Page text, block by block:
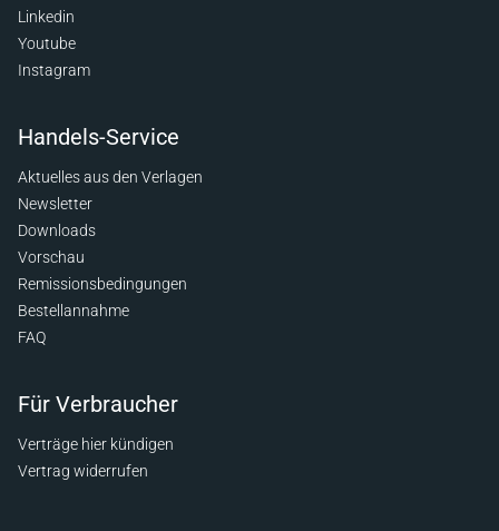
Linkedin
Youtube
Instagram
Handels-Service
Aktuelles aus den Verlagen
Newsletter
Downloads
Vorschau
Remissionsbedingungen
Bestellannahme
FAQ
Für Verbraucher
Verträge hier kündigen
Vertrag widerrufen